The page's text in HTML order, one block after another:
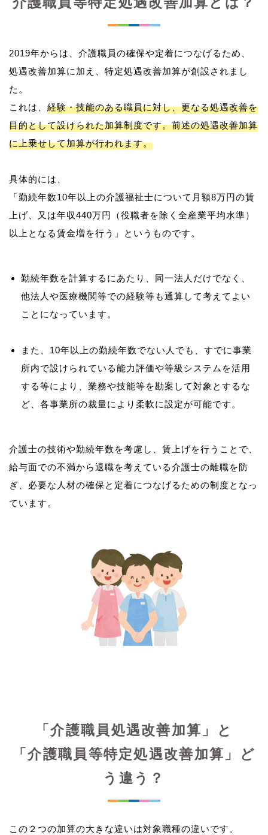
2019年からは、介護職員の確保や定着につなげるため、
処遇改善加算に加え、特定処遇改善加算が創設されまし
た。
これは、 経験・技能のある職員に対し、更なる処遇改善を
目的として設けられた加算制度です。前述の処遇改善加算
に上乗せして加算が行われます。
具体的には、
「勤続年数10年以上の介護福祉士について月額8万円の賃
上げ、又は年収440万円（役職者を除く全産業平均水準）
勤続年数を計算するにあたり、同一法人だけでなく、
他法人や医療機関等での経験等も通算して考えてよい
ことになっています。
また、10年以上の勤続年数でない人でも、すでに事業
所内で設けられている能力評価や等級システムを活用
する等により、業務や技能等を勘案して対象とするな
ど、各事業所の裁量により柔軟に設定が可能です。
介護士の技術や勤続年数を考慮し、賃上げを行うことで、
給与面での不満から退職を考えている介護士の離職を防
ぎ、必要な人材の確保と定着につなげるための制度となっ
ています。
「介護職員処遇改善加算」と
「介護職員等特定処遇改善加算」ど
う違う？
この２つの加算の大きな違いは対象職種の違いです。